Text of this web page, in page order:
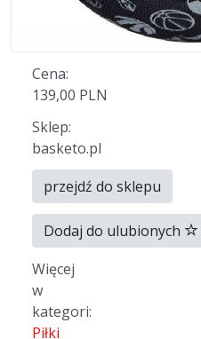
Cena:
139,00 PLN
Sklep:
basketo.pl
przejdź do sklepu
Dodaj do ulubionych
Więcej
w
kategori:
Piłki